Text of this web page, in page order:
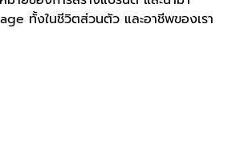
ทั้งในชีวิตส่วนตัว และอาชีพของเรา